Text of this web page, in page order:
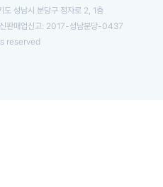
도 성남시 분당구 정자로 2, 1층
판매업신고: 2017-성남분당-0437
reserved